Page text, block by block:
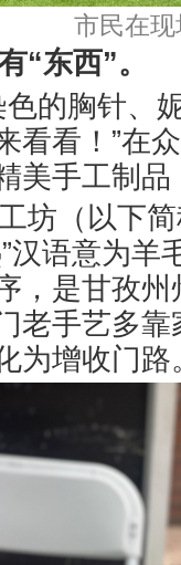
市民在
“东西”。
色的胸针、
看看！”在
美手工制
坊（以下
汉语意为
，是甘孜
老手艺多
为增收门路